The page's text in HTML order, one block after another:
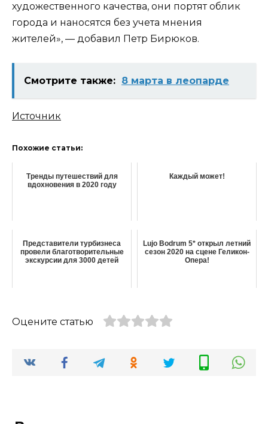
художественного качества, они портят облик
города и наносятся без учета мнения
жителей», — добавил Петр Бирюков.
Смотрите также: 8 марта в леопарде
Источник
Похожие статьи:
Тренды путешествий для
вдохновения в 2020 году
Каждый может!
Представители турбизнеса
провели благотворительные
экскурсии для 3000 детей
Lujo Bodrum 5* открыл летний
сезон 2020 на сцене Геликон-
Опера!
Оцените статью